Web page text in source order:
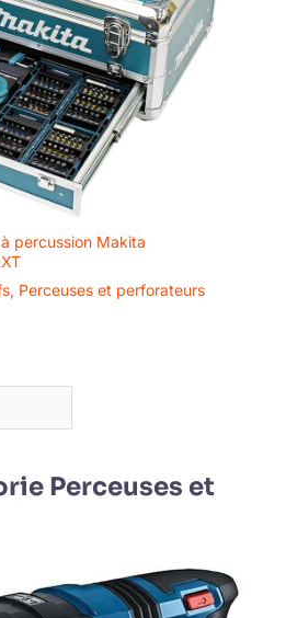
percussion Makita
, Perceuses et perforateurs
Perceuses et